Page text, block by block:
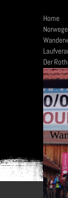
Home
Der